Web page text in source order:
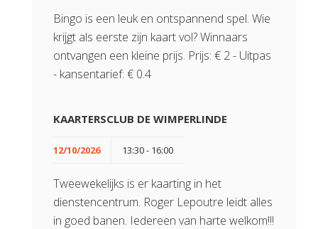
Bingo is een leuk en ontspannend spel. Wie
krijgt als eerste zijn kaart vol? Winnaars
ontvangen een kleine prijs. Prijs: € 2 - Uitpas
- kansentarief: € 0.4
KAARTERSCLUB DE WIMPERLINDE
12/10/2026 13:30 - 16:00
Tweewekelijks is er kaarting in het
dienstencentrum. Roger Lepoutre leidt alles
in goed banen. Iedereen van harte welkom!!!